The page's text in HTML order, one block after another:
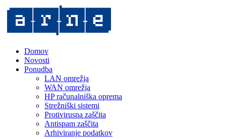
Domov
Novosti
Ponudba
LAN omrežja
WAN omrežja
HP računalniška oprema
Strežniški sistemi
Protivirusna zaščita
Antispam zaščita
Arhiviranje podatkov